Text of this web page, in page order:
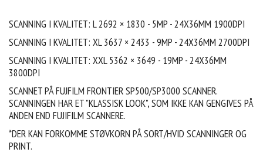
SCANNING I KVALITET: L2692 × 1830 - 5MP - 24X36MM 1900DPI
SCANNING I KVALITET: XL3637 × 2433 - 9MP - 24X36MM 2700DPI
SCANNING I KVALITET: XXL5362 × 3649 - 19MP - 24X36MM
3800DPI
SCANNET PÅ FUJFILM FRONTIER SP500/SP3000 SCANNER.
SCANNINGEN HAR ET "KLASSISK LOOK", SOM IKKE KAN GENGIVES PÅ
ANDEN END FUJIFILM SCANNERE.
*DER KAN FORKOMME STØVKORN PÅ SORT/HVID SCANNINGER OG
PRINT.